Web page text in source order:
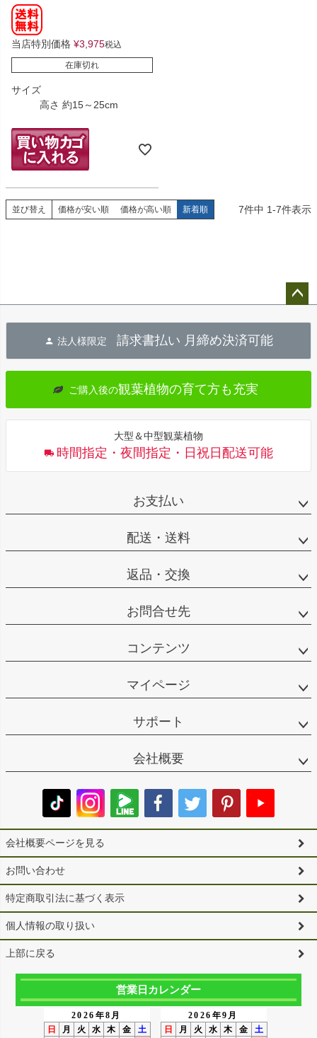
当店特別価格 ¥3,975税込
在庫切れ
サイズ
高さ 約15～25cm
並び替え 価格が安い順 価格が高い順 新着順 7件中 1-7件表示
へ
法人様限定 請求書払い 月締め決済可能
ご購入後の観葉植物の育て方も充実
大型＆中型観葉植物
時間指定・夜間指定・日祝日配送可能
お支払い
配送・送料
返品・交換
お問合せ先
コンテンツ
マイページ
サポート
会社概要
会社概要ページを見る
お問い合わせ
特定商取引法に基づく表示
個人情報の取り扱い
上部に戻る
営業日カレンダー